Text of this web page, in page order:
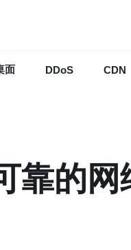
面 DDoS CDN
靠的网